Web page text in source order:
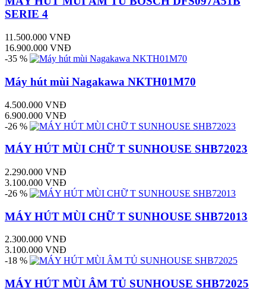
SERIE 4
11.500.000 VNĐ
16.900.000 VNĐ
-35 %
Máy hút mùi Nagakawa NKTH01M70
4.500.000 VNĐ
6.900.000 VNĐ
-26 %
MÁY HÚT MÙI CHỮ T SUNHOUSE SHB72023
2.290.000 VNĐ
3.100.000 VNĐ
-26 %
MÁY HÚT MÙI CHỮ T SUNHOUSE SHB72013
2.300.000 VNĐ
3.100.000 VNĐ
-18 %
MÁY HÚT MÙI ÂM TỦ SUNHOUSE SHB72025